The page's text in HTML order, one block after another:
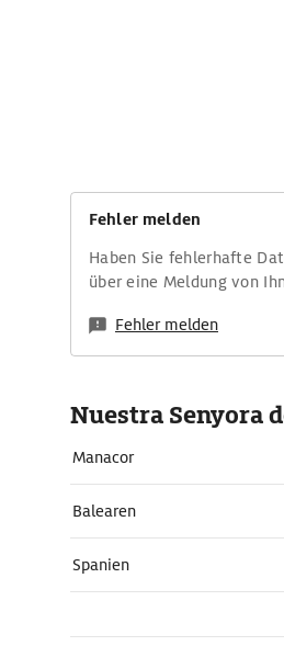
Fehler melden
Haben Sie fehlerhafte
über eine Meldung von
Fehler melden
Nuestra Senyora
Manacor
Balearen
Spanien